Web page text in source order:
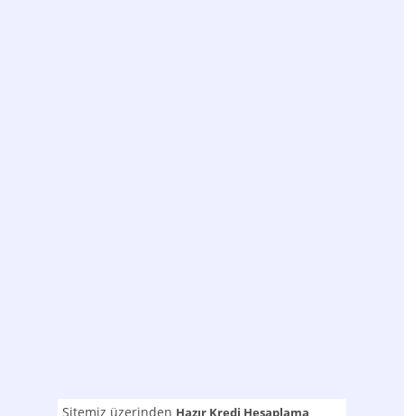
Sitemiz üzerinden Hazır Kredi Hesaplama